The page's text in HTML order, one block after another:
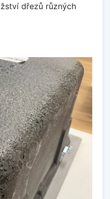
dřezů různých